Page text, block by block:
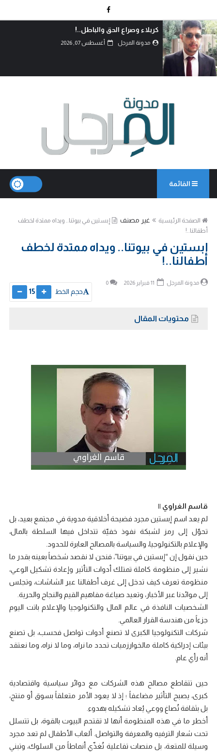
دماءُ أبنائنا ليست رخيصة..!
مدونة المرجل أغسطس 07, 2026
القائمة
الصفحة الرئيسية غير مصنف
إبستين في بيوتنا.. ويداه ممتدة لخطف
أطفالنا..!
إبستين في بيوتنا.. ويداه ممتدة لخطف
أطفالنا..!
مدونة المرجل 0
حجم الخط 15
محتويات المقال
قاسم الغراوي ||
لم يعد اسم إبستين مجرد فضيحة أخلاقية مدوية في مجتمع بعيد، بل
تحوّل إلى رمز لشبكة نفوذ خفيّة تتداخل فيها السلطة بالمال،
والإعلام بالتكنولوجيا، والسياسة بالمصالح العابرة للحدود.
حين نقول إن “إبستين في بيوتنا”، فنحن لا نقصد شخصاً بعينه بقدر ما
نشير إلى منظومة كاملة تمتلك أدوات التأثير وإعادة تشكيل الوعي،
منظومة تعرف كيف تدخل إلى غرف أطفالنا عبر الشاشات، وتجلس
إلى موائدنا عبر الأخبار، وتعيد صياغة مفاهيم القيم والنجاح والحرية.
الشخصيات النافذة في عالم المال والتكنولوجيا والإعلام باتت اليوم
جزءاً من هندسة القرار العالمي.
شركات التكنولوجيا الكبرى لا تصنع أدوات تواصل فحسب، بل تصنع
بيئات إدراكية كاملة مالخوارزميات تحدد ما نراه، وما لا نراه، وما نعتقد
أنه رأي عام.
حين تتقاطع مصالح هذه الشركات مع دوائر سياسية واقتصادية
كبرى، يصبح التأثير مضاعفاً ؛ إذ لا يعود الأمر متعلقاً بسوق أو منتج،
بل بثقافة تُصاغ ووعي يُعاد تشكيله بهدوء.
أخطر ما في هذه المنظومة أنها لا تقتحم البيوت بالقوة، بل تتسلل
تحت شعار الترفيه والمعرفة والتواصل. ألعاب الأطفال لم تعد مجرد
وسيلة للمتعة، بل منصات تفاعلية تُغذّي أنماطاً من السلوك، وتبني